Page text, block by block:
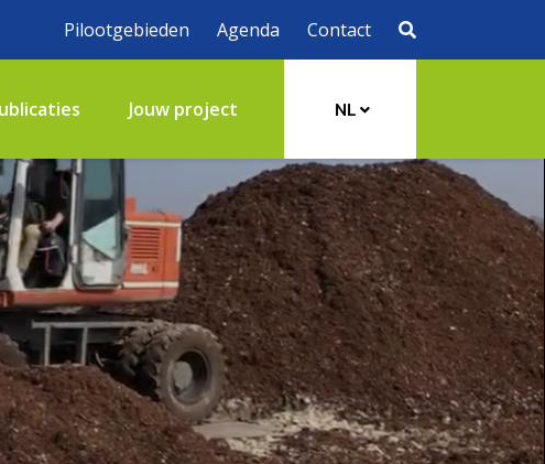
Pilootgebieden Agenda Contact
Jouw project NL